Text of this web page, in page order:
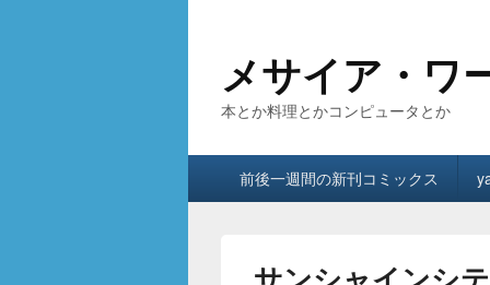
メサイア・ワ
本とか料理とかコンピュータとか
前後一週間の新刊コミックス